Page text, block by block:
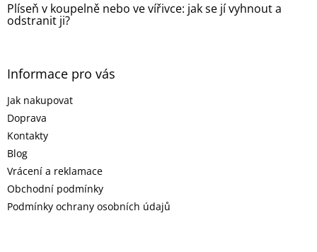
Plíseň v koupelně nebo ve vířivce: jak se jí vyhnout a
odstranit ji?
Informace pro vás
Jak nakupovat
Doprava
Kontakty
Blog
Vrácení a reklamace
Obchodní podmínky
Podmínky ochrany osobních údajů